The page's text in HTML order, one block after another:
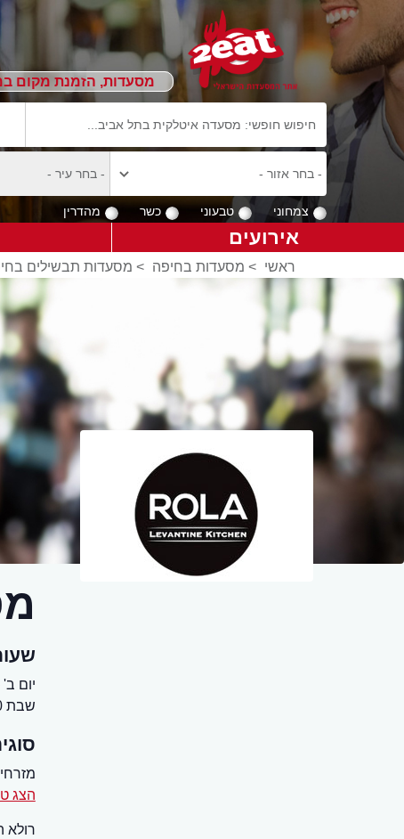
מסעדות, הזמנת מקום
צמחוני טבעוני כשר מהדרין
אירועים
ראשי > מסעדות בחיפה > מסעדות תבשילים
יום ב' - יום
שבת 20:00 - 11:00
הצג
רולא